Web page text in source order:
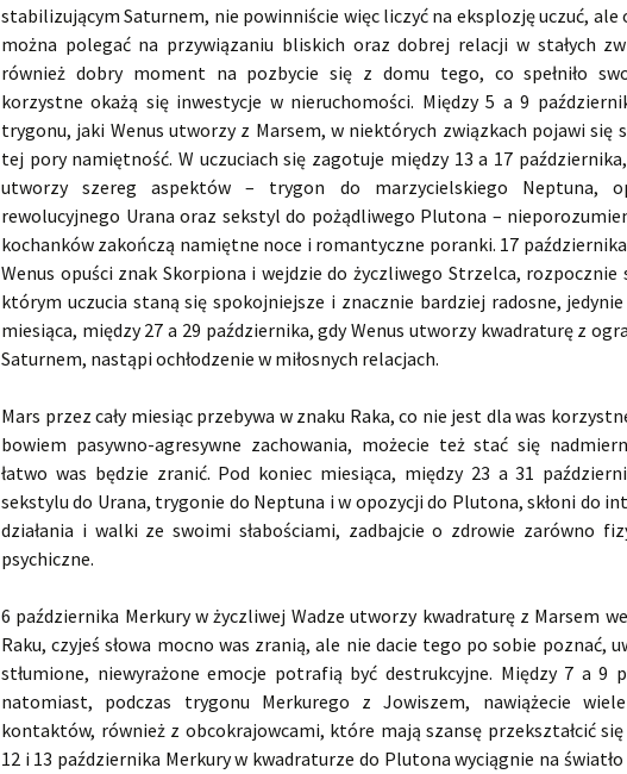
stabilizującym Saturnem, nie powinniście więc liczyć na eksplozję uczuć, ale
można polegać na przywiązaniu bliskich oraz dobrej relacji w stałych
również dobry moment na pozbycie się z domu tego, co spełniło
korzystne okażą się inwestycje w nieruchomości. Między 5 a 9
trygonu, jaki Wenus utworzy z Marsem, w niektórych związkach pojawi się
tej pory namiętność. W uczuciach się zagotuje między 13 a 17
utworzy szereg aspektów – trygon do marzycielskiego Neptuna,
rewolucyjnego Urana oraz sekstyl do pożądliwego Plutona –
kochanków zakończą namiętne noce i romantyczne poranki. 17
Wenus opuści znak Skorpiona i wejdzie do życzliwego Strzelca, rozpocznie
którym uczucia staną się spokojniejsze i znacznie bardziej radosne,
miesiąca, między 27 a 29 października, gdy Wenus utworzy kwadraturę z
Saturnem, nastąpi ochłodzenie w miłosnych relacjach.
Mars przez cały miesiąc przebywa w znaku Raka, co nie jest dla was
bowiem pasywno-agresywne zachowania, możecie też stać się
łatwo was będzie zranić. Pod koniec miesiąca, między 23 a 31
sekstylu do Urana, trygonie do Neptuna i w opozycji do Plutona, skłoni do
działania i walki ze swoimi słabościami, zadbajcie o zdrowie zarówno
psychiczne.
6 października Merkury w życzliwej Wadze utworzy kwadraturę z Marsem
Raku, czyjeś słowa mocno was zranią, ale nie dacie tego po sobie poznać,
stłumione, niewyrażone emocje potrafią być destrukcyjne. Między 7 a 9
natomiast, podczas trygonu Merkurego z Jowiszem, nawiążecie
kontaktów, również z obcokrajowcami, które mają szansę przekształcić
12 i 13 października Merkury w kwadraturze do Plutona wyciągnie na